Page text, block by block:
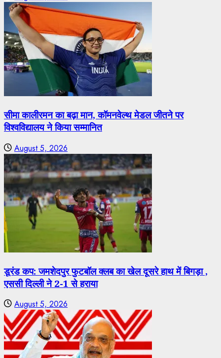
सीमा कालीरमन का बढ़ा मान, कॉमनवेल्थ मेडल जीतने पर
विश्वविद्यालय ने किया सम्मानित
August 5, 2026
डूरंड कप: जमशेदपुर फुटबॉल क्लब का खेल दूसरे हाथ में बिगड़ा ,
एससी दिल्ली ने 2-1 से हराया
August 5, 2026